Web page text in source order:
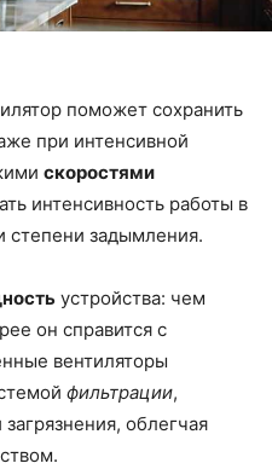
поможет сохранить
при интенсивной
скоростями
интенсивность работы в
степени задымления.
устройства: чем
он справится с
вентиляторы
фильтрации,
облегчая